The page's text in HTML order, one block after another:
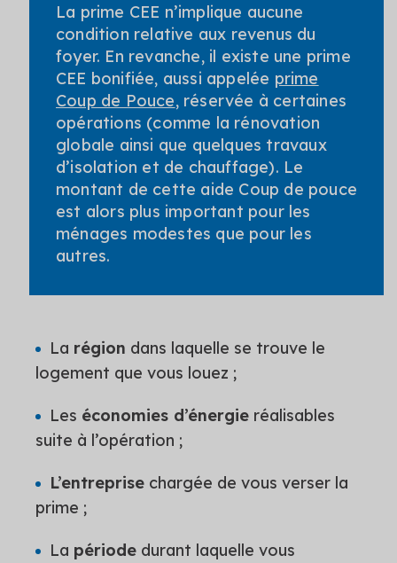
La prime CEE n’implique aucune
condition relative aux revenus du
foyer. En revanche, il existe une prime
CEE bonifiée, aussi appelée prime
Coup de Pouce, réservée à certaines
opérations (comme la rénovation
globale ainsi que quelques travaux
d’isolation et de chauffage). Le
montant de cette aide Coup de pouce
est alors plus important pour les
ménages modestes que pour les
autres.
La région dans laquelle se trouve le
logement que vous louez ;
Les économies d’énergie réalisables
suite à l’opération ;
L’entreprise chargée de vous verser la
prime ;
La période durant laquelle vous